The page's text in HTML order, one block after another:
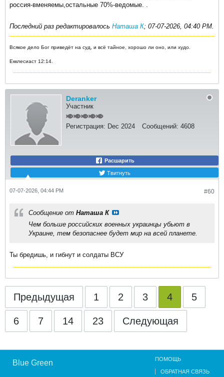
россия-вменяемы,остальные 70%-ведомые. .
Последний раз редактировалось Наташа К; 07-07-2026, 04:40 PM.
Всякое дело Бог приведёт на суд, и всё тайное, хорошо ли оно, или худо.
Екклесиаст 12:14.
Deranker
Участник
Регистрация: Dec 2024 Сообщений: 4608
Расшарить
Твитнуть
#60
07-07-2026, 04:44 PM
Сообщение от Наташа К
Чем больше российских военных украинцы убьют в
Украине, тем безопаснее будет мир на всей планете.
Ты бредишь, и гибнут и солдаты ВСУ
Предыдущая 1 2 3 4 5
6 7 14 23 Следующая
Blue Green ПОМОЩЬ
ОБРАТНАЯ СВЯЗЬ